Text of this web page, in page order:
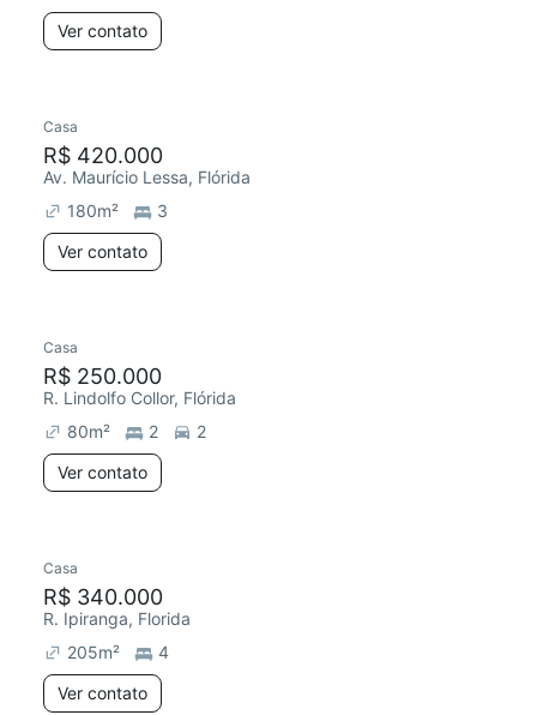
Ver contato
Casa
R$ 420.000
Av. Maurício Lessa, Flórida
180m²
3
Ver contato
Casa
R$ 250.000
R. Lindolfo Collor, Flórida
80m² 2
2
Ver contato
Casa
R$ 340.000
R. Ipiranga, Florida
205m²
4
Ver contato